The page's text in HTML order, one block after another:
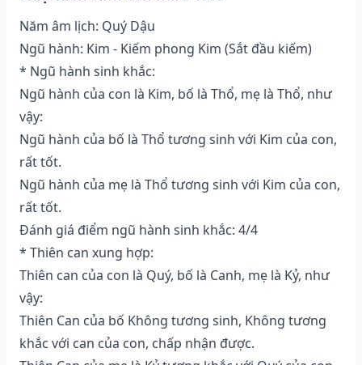
Năm âm lịch: Quý Dậu
Ngũ hành: Kim - Kiếm phong Kim (Sắt đầu kiếm)
* Ngũ hành sinh khắc:
Ngũ hành của con là Kim, bố là Thổ, mẹ là Thổ, như
vậy:
Ngũ hành của bố là Thổ tương sinh với Kim của con,
rất tốt.
Ngũ hành của mẹ là Thổ tương sinh với Kim của con,
rất tốt.
Đánh giá điểm ngũ hành sinh khắc: 4/4
* Thiên can xung hợp:
Thiên can của con là Quý, bố là Canh, mẹ là Kỷ, như
vậy:
Thiên Can của bố Không tương sinh, Không tương
khắc với can của con, chấp nhận được.